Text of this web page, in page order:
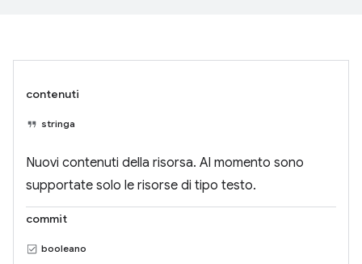
contenuti
stringa
Nuovi contenuti della risorsa. Al momento sono
supportate solo le risorse di tipo testo.
commit
booleano